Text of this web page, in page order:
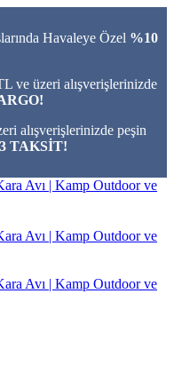
Havaleye Özel %10
ve üzeri alışverişlerinizde
alışverişlerinizde peşin
3 TAKSİT!